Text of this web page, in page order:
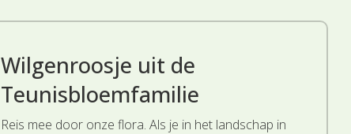
Wilgenroosje uit de
Teunisbloemfamilie
Reis mee door onze flora. Als je in het landschap in